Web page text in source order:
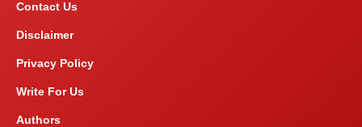
Contact Us
Disclaimer
Privacy Policy
Write For Us
Authors